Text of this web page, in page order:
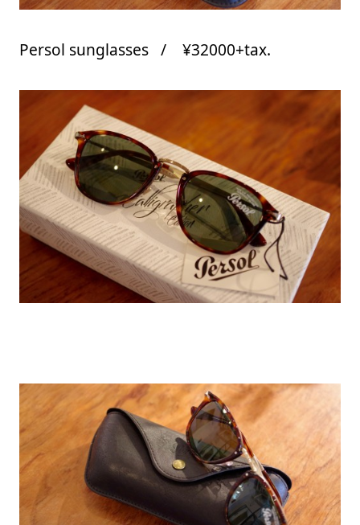
Persol sunglasses / ¥32000+tax.